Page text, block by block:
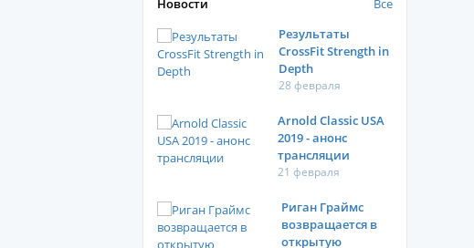
Новости
Все
Результаты
CrossFit Strength in
Depth
28 февраля
Arnold Classic USA
2019 - анонс
трансляции
21 февраля
Риган Граймс
возвращается в
открытую